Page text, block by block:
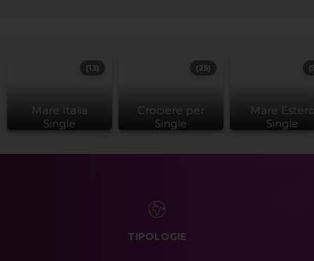
Mare Italia
Single
(13)
Crociere per
Single
(25)
Mare
Single
TIPOLOGIE